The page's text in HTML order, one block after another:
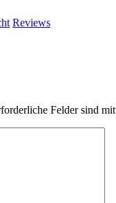
Reviews
Felder sind mit